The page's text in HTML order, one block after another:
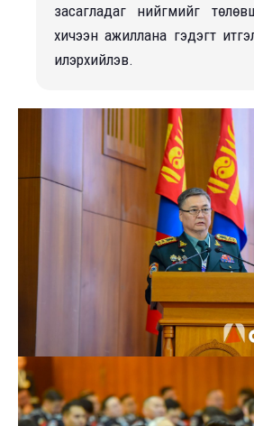
засагладаг нийгмийг
хичээн ажиллана гэдэгт
илэрхийлэв.